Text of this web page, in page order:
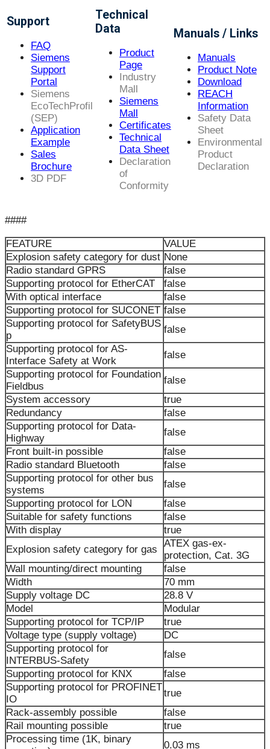
Support
FAQ
Siemens
Support
Portal
Siemens
EcoTechProfil
(SEP)
Application
Example
Sales
Brochure
3D PDF
Technical
Data
Product
Page
Industry
Mall
Siemens
Mall
Certificates
Technical
Data Sheet
Declaration
of
Conformity
Manuals / Links
Manuals
Product Note
Download
REACH
Information
Safety Data
Sheet
Environmental
Product
Declaration
####
FEATURE
VALUE
Explosion safety category for dust None
Radio standard GPRS
false
Supporting protocol for EtherCAT
false
With optical interface
false
Supporting protocol for SUCONET false
Supporting protocol for SafetyBUS
p
false
Supporting protocol for AS-
Interface Safety at Work
false
Supporting protocol for Foundation
Fieldbus
false
System accessory
true
Redundancy
false
Supporting protocol for Data-
Highway
false
Front built-in possible
false
Radio standard Bluetooth
false
Supporting protocol for other bus
systems
false
Supporting protocol for LON
false
Suitable for safety functions
false
With display
true
Explosion safety category for gas
ATEX gas-ex-
protection, Cat. 3G
Wall mounting/direct mounting
false
Width
70 mm
Supply voltage DC
28.8 V
Model
Modular
Supporting protocol for TCP/IP
true
Voltage type (supply voltage)
DC
Supporting protocol for
INTERBUS-Safety
false
Supporting protocol for KNX
false
Supporting protocol for PROFINET
IO
true
Rack-assembly possible
false
Rail mounting possible
true
Processing time (1K, binary
0.03 ms